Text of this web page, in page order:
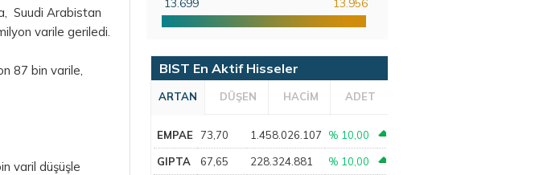
Suudi Arabistan
varile geriledi.
87 bin varile,
varil düşüşle
13.699 13.956
BIST En Aktif Hisseler
ARTAN DÜŞEN HACİM ADET
EMPAE 73,70 1.458.026.107 % 10,00
GIPTA 67,65 228.324.881 % 10,00